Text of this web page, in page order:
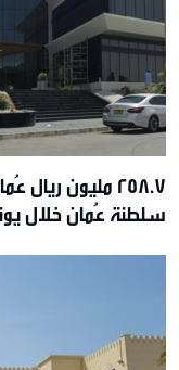
258.7 مليون
سلطنة عُمان خلال يونيو